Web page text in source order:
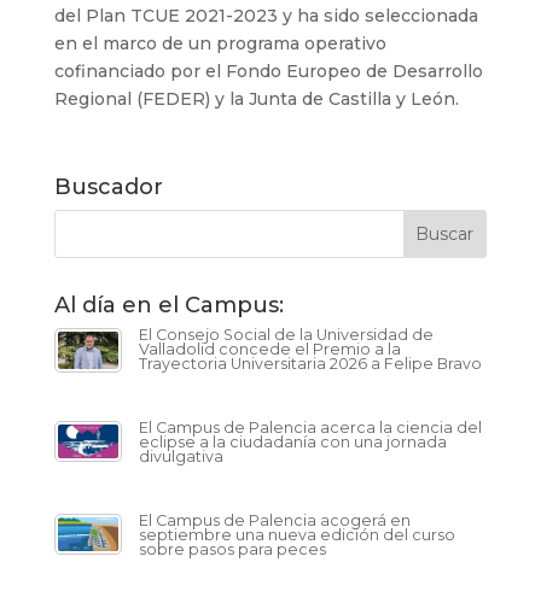
del Plan TCUE 2021-2023 y ha sido seleccionada
en el marco de un programa operativo
cofinanciado por el Fondo Europeo de Desarrollo
Regional (FEDER) y la Junta de Castilla y León.
Buscador
Al día en el Campus:
El Consejo Social de la Universidad de
Valladolid concede el Premio a la
Trayectoria Universitaria 2026 a Felipe Bravo
El Campus de Palencia acerca la ciencia del
eclipse a la ciudadanía con una jornada
divulgativa
El Campus de Palencia acogerá en
septiembre una nueva edición del curso
sobre pasos para peces